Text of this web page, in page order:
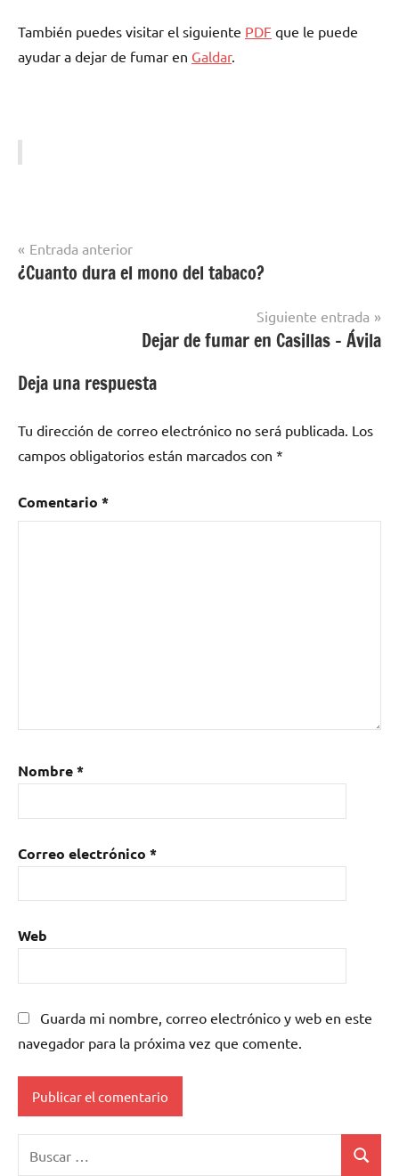
También puedes visitar el siguiente PDF quе le puede
ayudar а dejar dе fumar en Galdar.
Dejar
Canaria
Navegación
de
Entrada anterior
¿Cuanto dura el mono del tabaco?
Siguiente entrada
Dejar de fumar en Casillas – Ávila
Deja una respuesta
Tu dirección de correo electrónico no será publicada. Los
campos obligatorios están marcados con *
Comentario *
Nombre*
Correo electrónico *
Web
Guarda mi nombre, correo electrónico y web en este
navegador para la próxima vez que comente.
Buscar